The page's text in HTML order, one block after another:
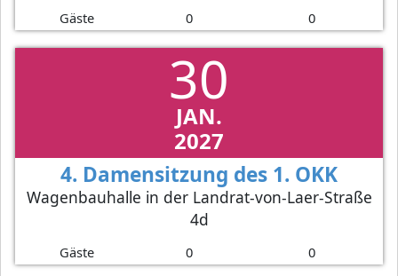
Gäste 0 0
30
JAN.
2027
4. Damensitzung des 1. OKK
Wagenbauhalle in der Landrat-von-Laer-Straße
4d
Gäste 0 0